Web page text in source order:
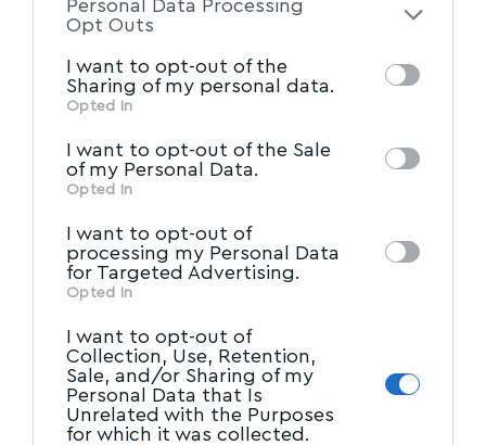
of the further disclosure of your personal
of downstream participants. This
information may also be disclosed by us to
Participantsthat may further disclose it to
other third parties.
Personal Data Processing
Opt Outs
I want to opt-out of the
Sharing of my personal data.
Opted In
I want to opt-out of the Sale
of my Personal Data.
Opted In
I want to opt-out of
processing my Personal Data
for Targeted Advertising.
Opted In
I want to opt-out of
Collection, Use, Retention,
Sale, and/or Sharing of my
Personal Data that Is
Unrelated with the Purposes
for which it was collected.